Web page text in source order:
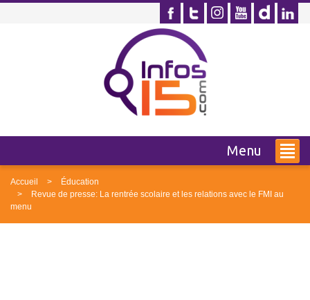
Menu
Accueil
Éducation
Revue de presse: La rentrée scolaire et les relations avec le FMI au
menu